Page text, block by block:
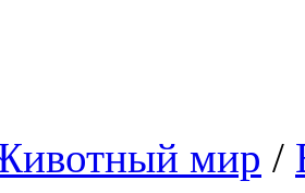
мир /